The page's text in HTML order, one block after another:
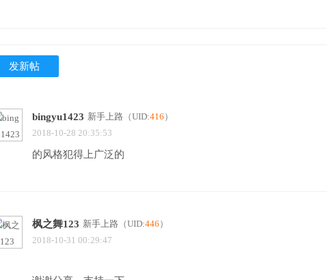
发新帖
bingyu1423 新手上路 （UID:416 ）
2018-10-28 20:35:53
的风格犯得上广泛的
枫之舞123 新手上路 （UID:446 ）
2018-10-31 00:29:47